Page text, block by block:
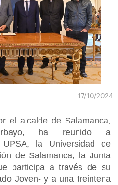
17/10/2024
el alcalde de Salamanca,
ha reunido a
la Universidad de
de Salamanca, la Junta
participa a través de su
Joven- y a una treintena